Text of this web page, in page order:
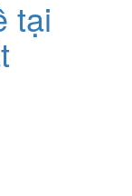
tại